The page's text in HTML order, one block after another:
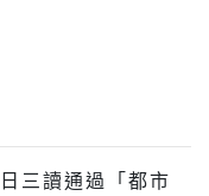
三讀通過「都市